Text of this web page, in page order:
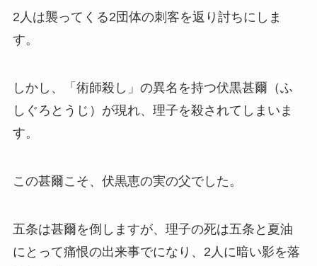
2人は襲ってくる2団体の刺客を返り討ちにしま
す。
しかし、「術師殺し」の異名を持つ伏黒甚爾（ふ
しぐろとうじ）が現れ、理子を殺されてしまいま
す。
この甚爾こそ、伏黒恵の実の父でした。
五条は甚爾を倒しますが、理子の死は五条と夏油
にとって痛恨の出来事でになり、2人に暗い影を落